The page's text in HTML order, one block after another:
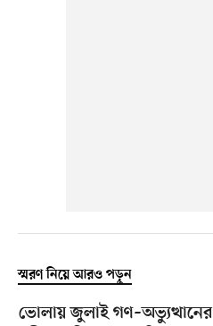
স্মরণ নিয়ে আরও পড়ুন
ভোলায় জুলাই গণ–অভ্যুত্থানের